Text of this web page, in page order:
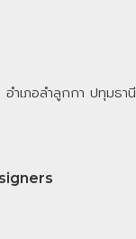
ำเภอลำลูกกา ปทุมธานี